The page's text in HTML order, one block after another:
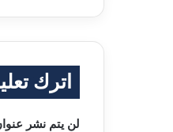
اترك
لن يتم نشر